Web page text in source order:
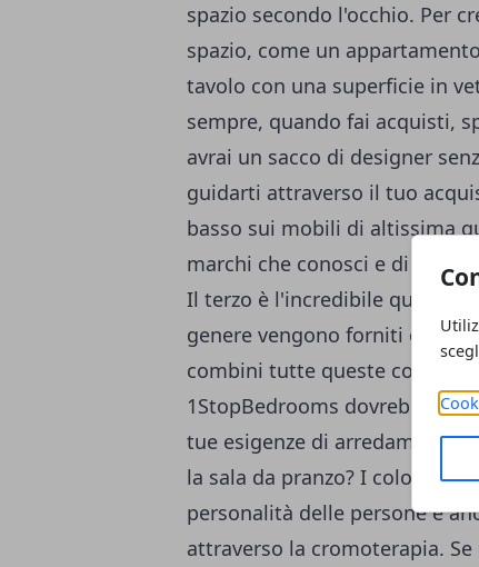
spazio secondo l'occhio. Per
spazio, come un
tavolo con una superficie in
sempre, quando fai acquisti,
avrai un sacco di designer
guidarti attraverso il tuo
basso sui mobili di altissima
marchi che conosci e di cui ti
Il terzo è l'incredibile quantità
genere vengono forniti con la
combini tutte queste cose -
1StopBedrooms dovrebbe
tue esigenze di arredamento.
la sala da pranzo? I colori
personalità delle persone e
attraverso la cromoterapia.